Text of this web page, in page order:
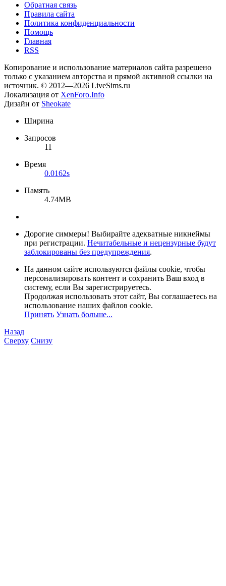
Обратная связь
Правила сайта
Политика конфиденциальности
Помощь
Главная
RSS
Копирование и использование материалов сайта разрешено
только с указанием авторства и прямой активной ссылки на
источник. © 2012—2026 LiveSims.ru
Локализация от XenForo.Info
Дизайн от Sheokate
Ширина
Запросов
11
Время
0.0162s
Память
4.74MB
Дорогие симмеры! Выбирайте адекватные никнеймы
при регистрации. Нечитабельные и нецензурные будут
заблокированы без предупреждения.
На данном сайте используются файлы cookie, чтобы
персонализировать контент и сохранить Ваш вход в
систему, если Вы зарегистрируетесь.
Продолжая использовать этот сайт, Вы соглашаетесь на
использование наших файлов cookie.
Принять Узнать больше...
Назад
Сверху Снизу